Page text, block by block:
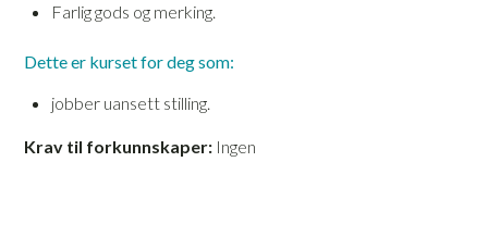
Farlig gods og merking.
Dette er kurset for deg som:
jobber uansett stilling.
Krav til forkunnskaper: Ingen